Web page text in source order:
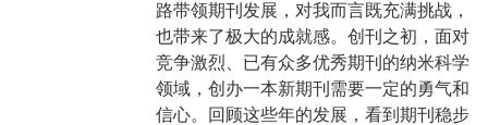
路带领期刊发展，对我而言既充满挑战，
也带来了极大的成就感。创刊之初，面对
竞争激烈、已有众多优秀期刊的纳米科学
领域，创办一本新期刊需要一定的勇气和
信心。回顾这些年的发展，看到期刊稳步